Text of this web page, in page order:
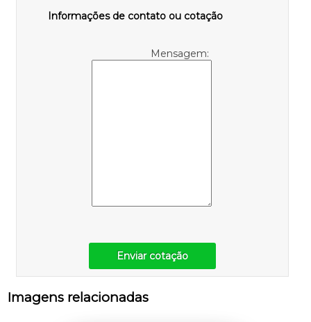
Informações de contato ou cotação
Mensagem:
Enviar cotação
Imagens relacionadas